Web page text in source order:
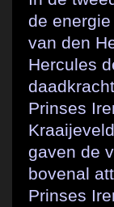
de
van den
Hercules
Prinses
gaven de
bovenal
Prinses